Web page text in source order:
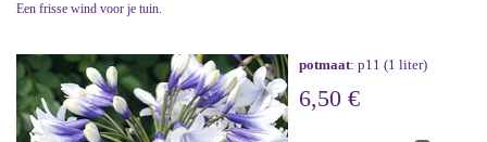
Een frisse wind voor je tuin.
potmaat: p11 (1 liter)
6,50 €